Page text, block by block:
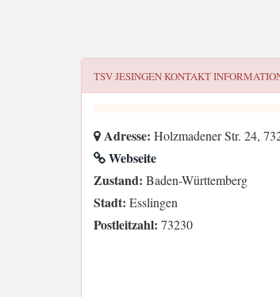
TSV JESINGENKONTAKT
Adresse: Holzmadener Str. 24,
Webseite
Zustand: Baden-Württemberg
Stadt: Esslingen
Postleitzahl: 73230